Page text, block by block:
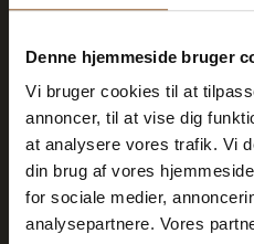
Denne hjemmeside bruger
Vi bruger cookies til at
annoncer, til at vise dig
at analysere vores trafik. Vi
din brug af vores
for sociale medier,
analysepartnere. Vores
Platin
699 KR
12 måneders fri
museer
1 person + 1 ledsager